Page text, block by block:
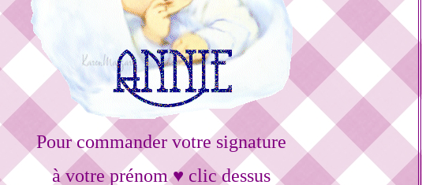
Pour commander votre signature
à votre prénom ♥ clic dessus